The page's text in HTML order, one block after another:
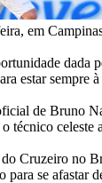
em
dada
estar sempre
de Bruno
técnico celeste
Cruzeiro no
se afastar